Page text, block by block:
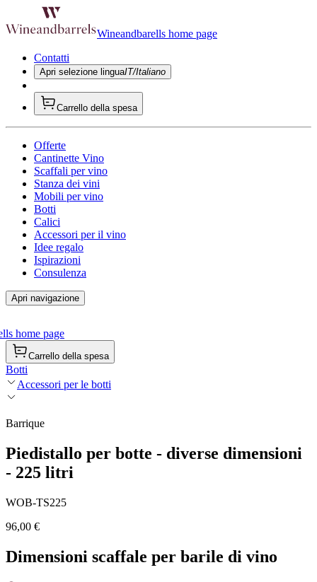
Wineandbarells home page
Contatti
Apri selezione linguaIT/Italiano
Carrello della spesa
Offerte
Cantinette Vino
Scaffali per vino
Stanza dei vini
Mobili per vino
Botti
Calici
Accessori per il vino
Idee regalo
Ispirazioni
Consulenza
Apri navigazione
home page
Carrello della spesa
Botti
Accessori per le botti
Barrique
Piedistallo per botte - diverse dimensioni
- 225 litri
WOB-TS225
96,00 €
Dimensioni scaffale per barile di vino